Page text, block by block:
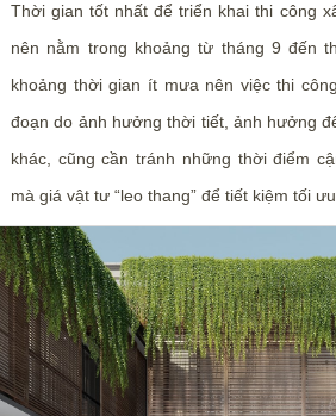
Thời gian tốt nhất để triển khai thi công
nên nằm trong khoảng từ tháng 9 đến
khoảng thời gian ít mưa nên việc thi
đoạn do ảnh hưởng thời tiết, ảnh hưởng
khác, cũng cần tránh những thời điểm
mà giá vật tư “leo thang” để tiết kiệm tối